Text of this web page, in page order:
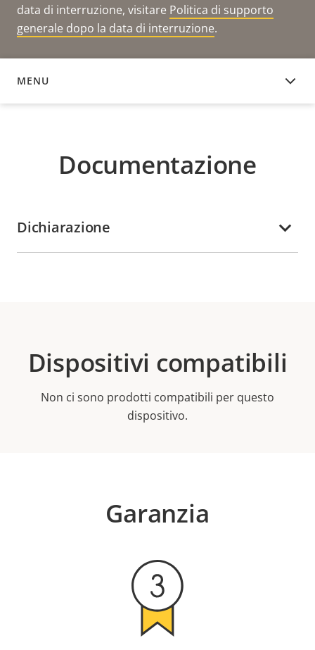
data di interruzione, visitare Politica di supporto
generale dopo la data di interruzione.
MENU
DOCUMENTAZIONE
Documentazione
Dichiarazione
Dispositivi compatibili
Non ci sono prodotti compatibili per questo
dispositivo.
Garanzia